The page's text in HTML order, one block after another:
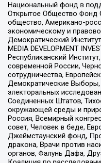
Национальный фонд в
Открытое Общество Фонд
общество, Американо-
экономическому и
Демократический
MEDIA DEVELOPMENT
Республиканский
современной России,
сотрудничества,
Демократические
электоральных
Соединенных Штатов,
окружающей среды и
Россия, Всемирный
совет, Человек в беде,
Джеймстаунский фонд,
дракона, Врачи против
органов, Фалунь Дафа,